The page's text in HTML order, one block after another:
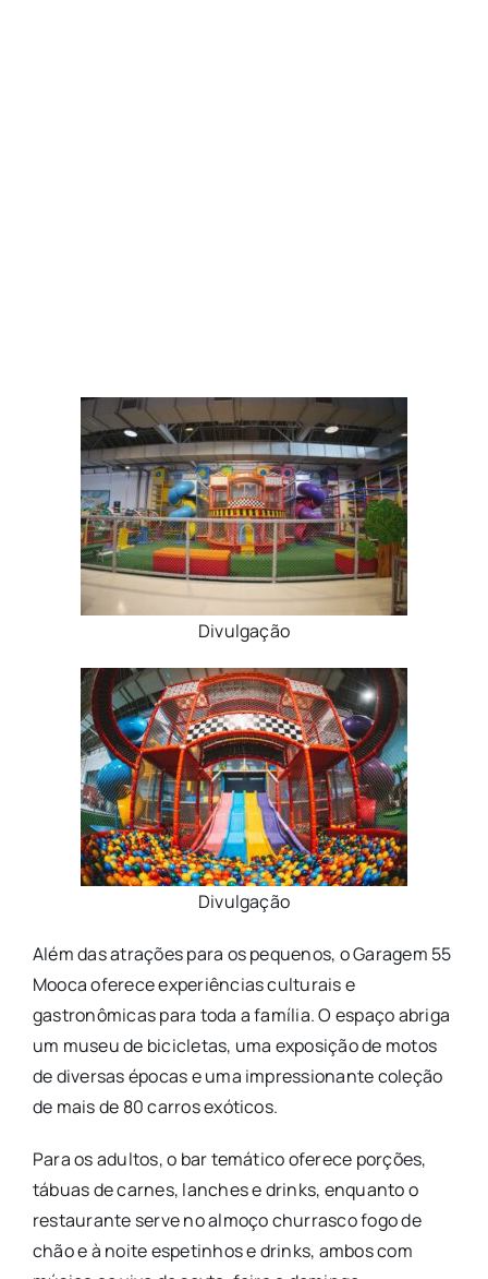
Divulgação
Divulgação
Além das atrações para os pequenos, o Garagem 55
Mooca oferece experiências culturais e
gastronômicas para toda a família. O espaço abriga
um museu de bicicletas, uma exposição de motos
de diversas épocas e uma impressionante coleção
de mais de 80 carros exóticos.
Para os adultos, o bar temático oferece porções,
tábuas de carnes, lanches e drinks, enquanto o
restaurante serve no almoço churrasco fogo de
chão e à noite espetinhos e drinks, ambos com